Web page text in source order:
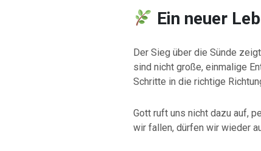
Ein neuer
Der Sieg über die Sünde
sind nicht große, einmalige
Schritte in die richtige
Gott ruft uns nicht dazu auf,
wir fallen, dürfen wir wieder